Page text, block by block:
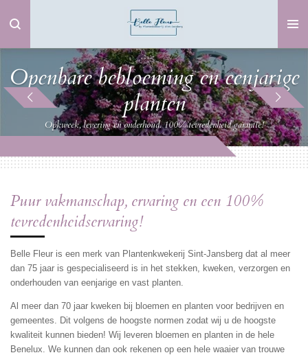
direct
hoofdinhoud
Openbare bebloeming en eenjarige
planten
Opkweek, levering en onderhoud. 100% tevredenheid garantie!
Puur vakmanschap, ervaring en een 100%
tevredenheidservaring!
Belle Fleur is een merk van Plantenkwekerij Sint-Jansberg dat al meer
dan 75 jaar is gespecialiseerd is in het stekken, kweken, verzorgen en
onderhouden van eenjarige en vast planten.
Al meer dan 70 jaar kweken bij bloemen en planten voor bedrijven en
gemeentes. Dit volgens de hoogste normen zodat wij u de hoogste
kwaliteit kunnen bieden! Wij leveren bloemen en planten in de hele
Benelux. We kunnen dan ook rekenen op een hele waaier van trouwe